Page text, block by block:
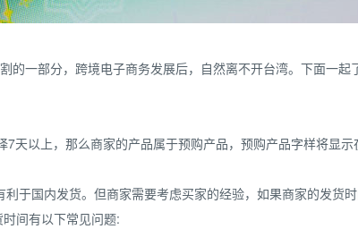
一部分，跨境电子商务发展后，自然离不开台湾。下面一起
天以上，那么商家的产品属于预购产品，预购产品字样将显示
于国内发货。但商家需要考虑买家的经验，如果商家的发货
间有以下常见问题: